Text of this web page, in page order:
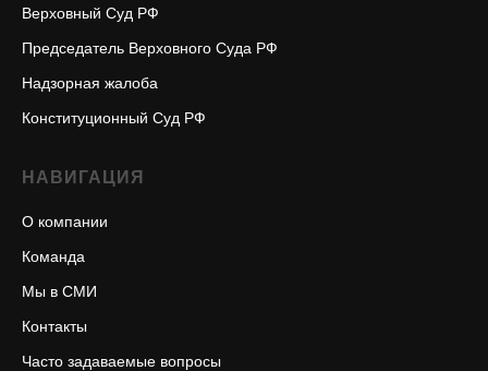
Верховный Суд РФ
Председатель Верховного Суда РФ
Надзорная жалоба
Конституционный Суд РФ
НАВИГАЦИЯ
О компании
Команда
Мы в СМИ
Контакты
Часто задаваемые вопросы